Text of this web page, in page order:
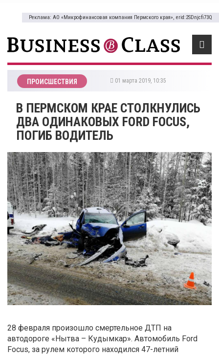
Реклама: АО «Микрофинансовая компания Пермского края», erid:2SDnjcfi73Q
ПРОИСШЕСТВИЯ 01 марта 2019, 10:35
В ПЕРМСКОМ КРАЕ СТОЛКНУЛИСЬ
ДВА ОДИНАКОВЫХ FORD FOCUS,
ПОГИБ ВОДИТЕЛЬ
28 февраля произошло смертельное ДТП на
автодороге «Нытва – Кудымкар». Автомобиль Ford
Focus, за рулем которого находился 47-летний